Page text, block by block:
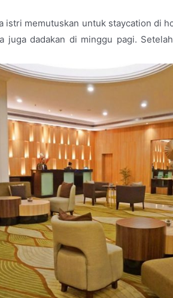
istri memutuskan untuk staycation di
juga dadakan di minggu pagi.